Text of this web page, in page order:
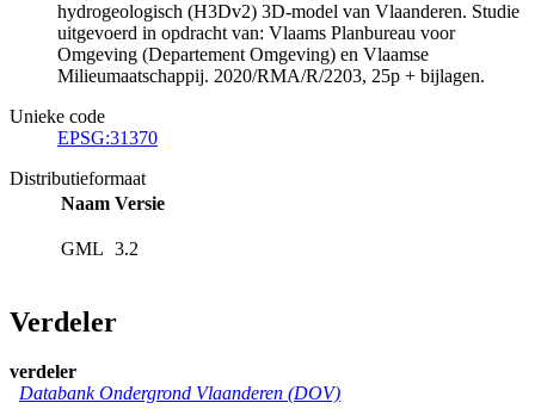
hydrogeologisch (H3Dv2) 3D-model van Vlaanderen. Studie
uitgevoerd in opdracht van: Vlaams Planbureau voor
Omgeving (Departement Omgeving) en Vlaamse
Milieumaatschappij. 2020/RMA/R/2203, 25p + bijlagen.
Unieke code
EPSG:31370
Distributieformaat
Naam Versie
GML 3.2
Verdeler
verdeler
Databank Ondergrond Vlaanderen (DOV)